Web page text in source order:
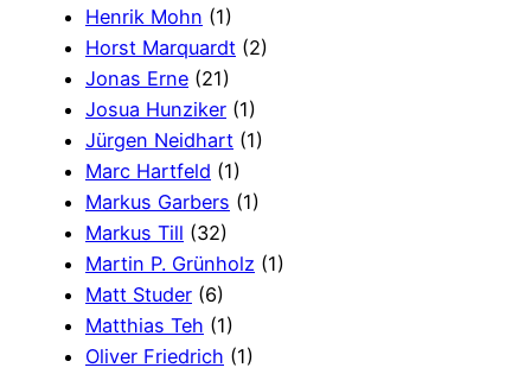
Henrik Mohn (1)
Horst Marquardt (2)
Jonas Erne (21)
Josua Hunziker (1)
Jürgen Neidhart (1)
Marc Hartfeld (1)
Markus Garbers (1)
Markus Till (32)
Martin P. Grünholz (1)
Matt Studer (6)
Matthias Teh (1)
Oliver Friedrich (1)